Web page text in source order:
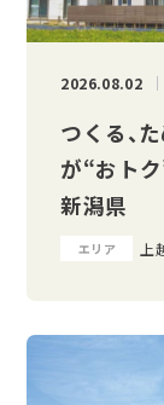
2026.08.02
つくる、
が“おト
新潟県
エリア 上